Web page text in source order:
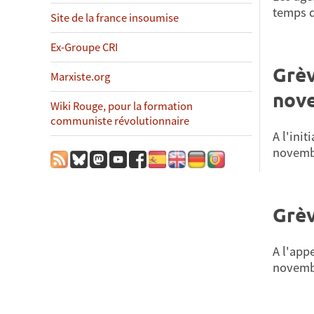
Site de la france insoumise
Ex-Groupe CRI
Marxiste.org
Wiki Rouge, pour la formation
communiste révolutionnaire
temps
A
A